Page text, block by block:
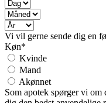
Vi vil gerne sende dig en
Køn*
Kvinde
Mand
Akønnet
Som apotek spørger vi